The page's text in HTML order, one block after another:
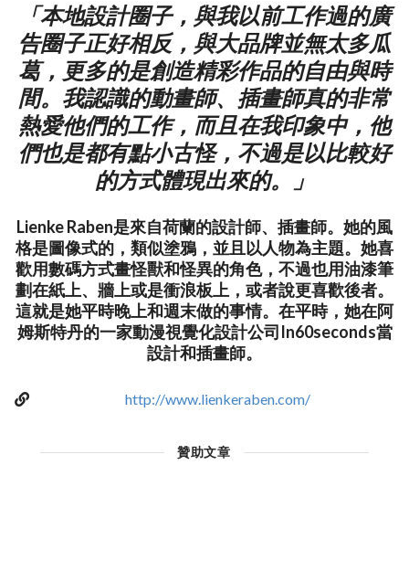
「本地設計圈子，與我以前工作過的廣
告圈子正好相反，與大品牌並無太多瓜
葛，更多的是創造精彩作品的自由與時
間。我認識的動畫師、插畫師真的非常
熱愛他們的工作，而且在我印象中，他
們也是都有點小古怪，不過是以比較好
的方式體現出來的。」
Lienke Raben是來自荷蘭的設計師、插畫師。她的風
格是圖像式的，類似塗鴉，並且以人物為主題。她喜
歡用數碼方式畫怪獸和怪異的角色，不過也用油漆筆
劃在紙上、牆上或是衝浪板上，或者說更喜歡後者。
這就是她平時晚上和週末做的事情。在平時，她在阿
姆斯特丹的一家動漫視覺化設計公司In60seconds當
設計和插畫師。
http://www.lienkeraben.com/
贊助文章